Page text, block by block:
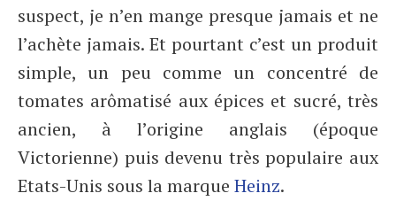
suspect, je n’en mange presque jamais et ne
l’achète jamais. Et pourtant c’est un produit
simple, un peu comme un concentré de
tomates arômatisé aux épices et sucré, très
ancien, à l’origine anglais (époque
Victorienne) puis devenu très populaire aux
Etats-Unis sous la marque Heinz.